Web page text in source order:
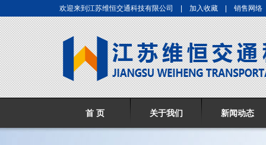
欢迎来到江苏维恒交通科技有限公司 | 加入收藏 销售网络
首 页 关于我们 新闻动态